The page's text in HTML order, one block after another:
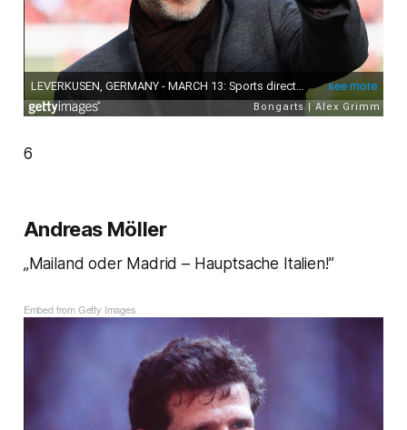
6
Andreas Möller
„Mailand oder Madrid – Hauptsache Italien!”
Embed from Getty Images